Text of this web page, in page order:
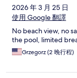
2026 年 3 月 25 日
使用 Google 翻譯
No beach view, no
the pool, limited
Grzegorz (2 晚行程)